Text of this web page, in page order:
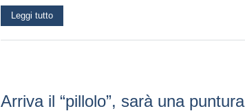
Leggi tutto
Arriva il “pillolo”, sarà una puntura